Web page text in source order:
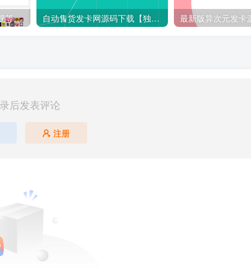
抖音快手小红书皮皮虾微视等几十种平台去水印PHP网站源码 自动售货发卡网源码下载【独角数卡2.06版】
后发表评论
注册